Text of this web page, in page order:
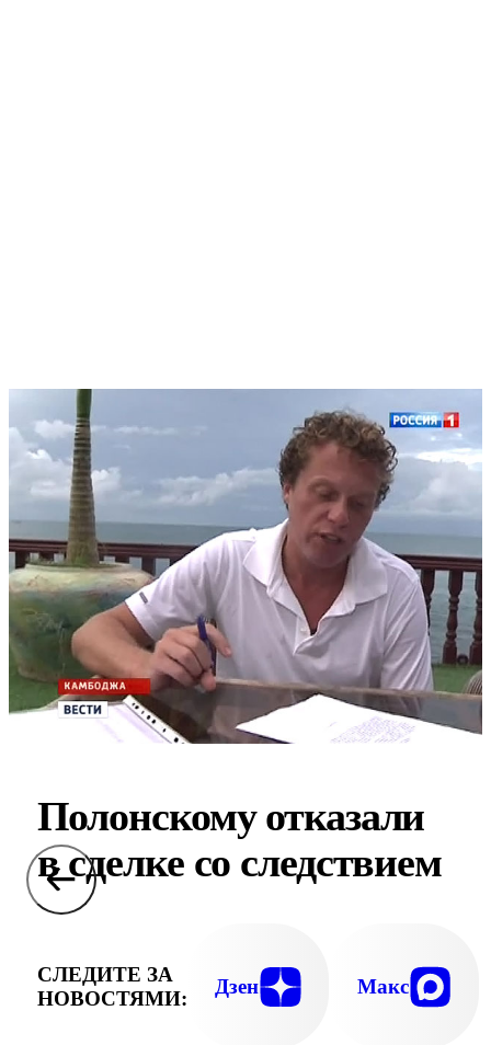
Полонскому отказали
в сделке со следствием
СЛЕДИТЕ ЗА
НОВОСТЯМИ:
Дзен Макс